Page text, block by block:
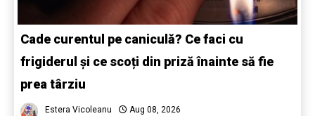
Cade curentul pe caniculă? Ce faci cu
frigiderul și ce scoți din priză înainte să fie
prea târziu
Estera Vicoleanu Aug 08, 2026